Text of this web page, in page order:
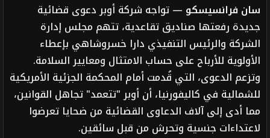
سان فرانسيسكو — تواجه شركة أوبر دعوى قضائية
جديدة رفعتها صناديق تقاعدية، تتهم مجلس إدارة
الشركة والرئيس التنفيذي دارا خسروشاهي بإعطاء
الأولوية للأرباح على حساب الامتثال ومعايير السلامة.
وتزعم الدعوى، التي قُدمت أمام المحكمة الجزئية الأمريكية
للشمالية في كاليفورنيا، أن أوبر "تتعمد" تجاهل القوانين،
مما أدى إلى آلاف الدعاوى القضائية من ضحايا تعرضوا
لاعتداءات جنسية وتحرش من قبل سائقين.